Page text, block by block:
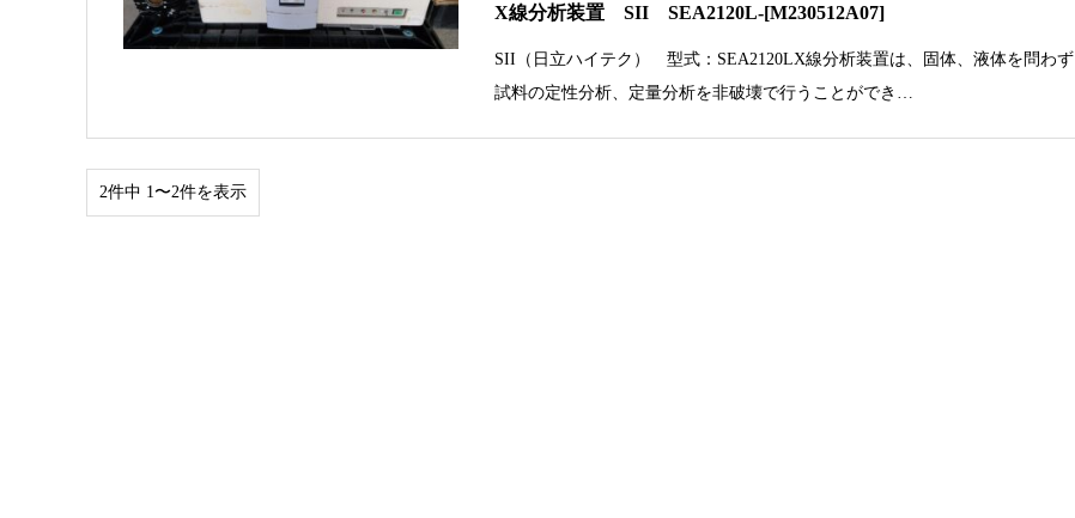
X線分析装置 SII SEA2120L-[M230512A07]
SII（日立ハイテク） 型式：SEA2120LX線分析装置は、固体、液体を問わず
試料の定性分析、定量分析を非破壊で行うことができ…
2件中 1〜2件を表示